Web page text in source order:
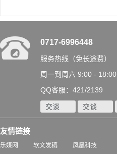
0717-6996448
服务热线（免长途费）
周一到周六 9:00 - 18:00
QQ客服：421/2139
交谈 交谈
友情链接
乐媒网 软文发稿 凤凰科技